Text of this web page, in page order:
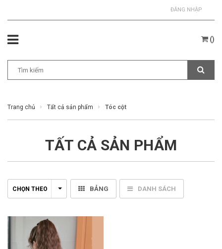
ĐĂNG NHẬP
()
Trang chủ Tất cả sản phẩm Tóc cột
TẤT CẢ SẢN PHẨM
CHỌN THEO BẢNG DANH SÁCH